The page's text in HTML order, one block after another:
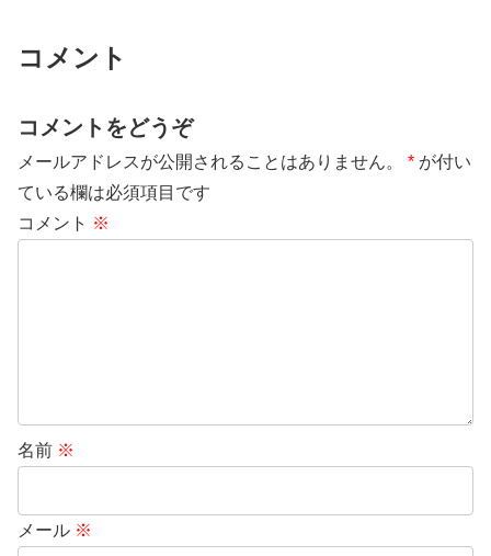
コメント
コメントをどうぞ
メールアドレスが公開されることはありません。 * が付い
ている欄は必須項目です
コメント ※
名前 ※
メール ※